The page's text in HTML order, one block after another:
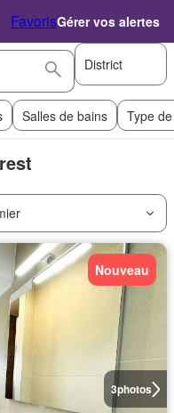
FavorisGérer vos alertes
District
Salles de bains Type
3photos
Nouveau